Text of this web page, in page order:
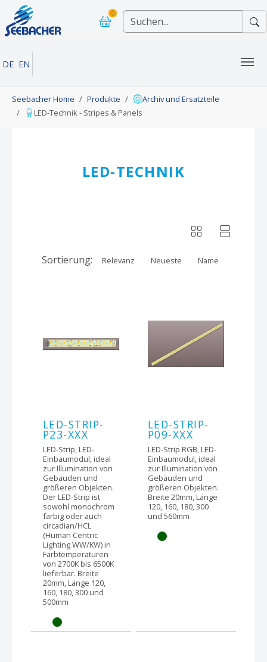
Skip to main navigation
Skip to main content
Skip to page footer
0
DE EN
Seebacher Home Produkte
Archiv und Ersatzteile
LED-Technik - Stripes & Panels
LED-TECHNIK
Sortierung: Relevanz Neueste Name
LED-STRIP-
P23-XXX
LED-Strip, LED-
Einbaumodul, ideal
zur Illumination von
Gebäuden und
größeren Objekten.
Der LED-Strip ist
sowohl monochrom
farbig oder auch
circadian/HCL
(Human Centric
Lighting WW/KW) in
Farbtemperaturen
von 2700K bis 6500K
lieferbar. Breite
20mm, Länge 120,
160, 180, 300 und
500mm
LED-STRIP-
P09-XXX
LED-Strip RGB, LED-
Einbaumodul, ideal
zur Illumination von
Gebäuden und
größeren Objekten.
Breite 20mm, Länge
120, 160, 180, 300
und 560mm